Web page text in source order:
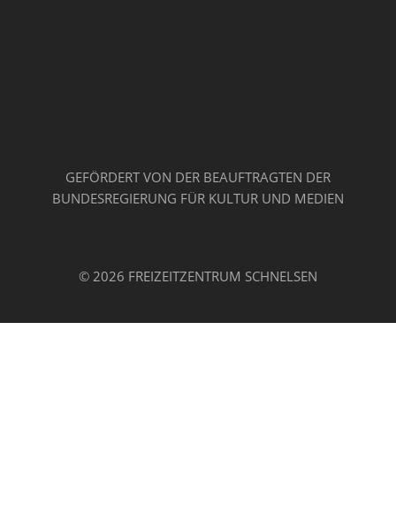
GEFÖRDERT VON DER BEAUFTRAGTEN DER
BUNDESREGIERUNG FÜR KULTUR UND MEDIEN
© 2026 FREIZEITZENTRUM SCHNELSEN